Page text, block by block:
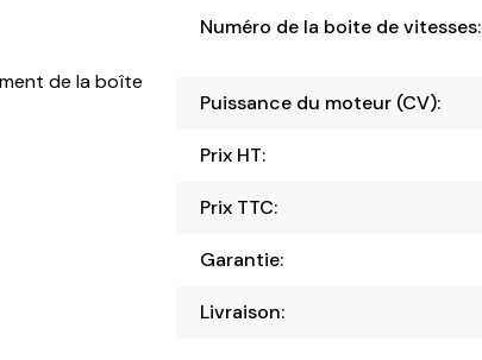
de la boîte
Numéro de la boite de vitesses:
Puissance du moteur (CV):
Prix HT:
Prix TTC:
Garantie:
Livraison: